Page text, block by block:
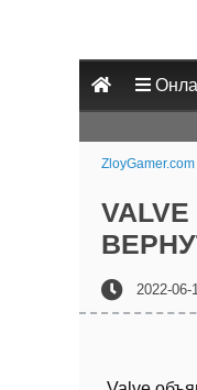
ZloyGamer.com
2022-06-